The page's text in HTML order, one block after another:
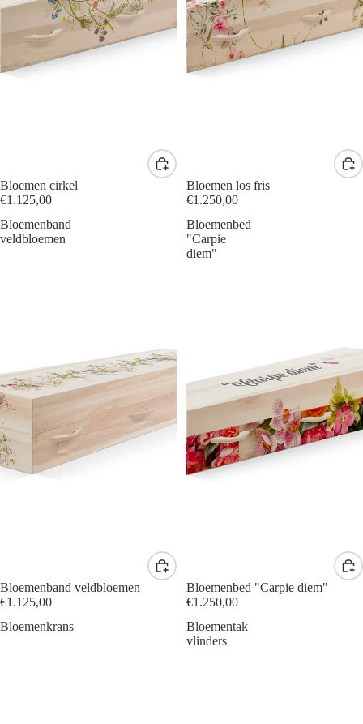
Bloemen cirkel
€1.125,00
Bloemen los fris
€1.250,00
Bloemenband
veldbloemen
Bloemenband veldbloemen
€1.125,00
Bloemenbed
"Carpie
diem"
Bloemenbed "Carpie diem"
€1.250,00
Bloemenkrans
Bloementak
vlinders